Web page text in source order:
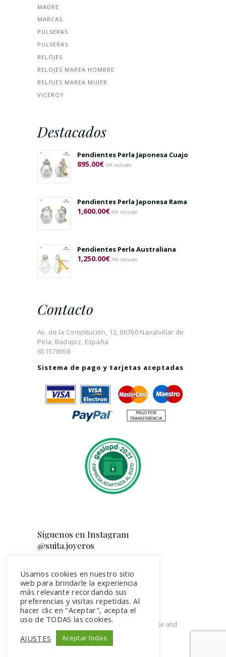
MADRE
MARCAS
PULSERAS
PULSERAS
RELOJES
RELOJES MAREA HOMBRE
RELOJES MAREA MUJER
VICEROY
Destacados
Pendientes Perla Japonesa Cuajo
895.00€ IVA incluido
Pendientes Perla Japonesa Rama
1,600.00€ IVA incluido
Pendientes Perla Australiana
1,250.00€ IVA incluido
Contacto
Av. de la Constitución, 12, 06760 Navalvillar de
Pela, Badajoz, España
651578958
Sistema de pago y tarjetas aceptadas
Síguenos en Instagram
@suita.joyeros
2026. All rights reserved. Terms of use and
Privacy Policy
Usamos cookies en nuestro sitio
web para brindarle la experiencia
más relevante recordando sus
preferencias y visitas repetidas. Al
hacer clic en "Aceptar", acepta el
uso de TODAS las cookies.
AJUSTES
Aceptar todas